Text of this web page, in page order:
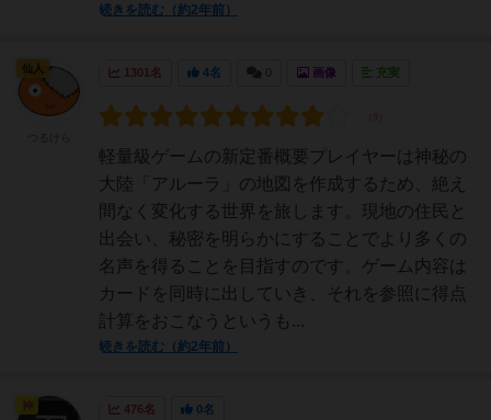
続きを読む（約2年前）
1301名 4名 画像 充実
軽量級ゲームの新定番概要プレイヤーは神秘の
大陸「アルーラ」の地図を作成するため、絶え
間なく変化する世界を旅します。現地の住民と
出会い、秘密を明らかにすることでより多くの
名声を得ることを目指すのです。ゲーム内容は
カードを同時に出していき、それを参照に得点
計算をおこなうというも...
続きを読む（約2年前）
仙人
476名 0名
神